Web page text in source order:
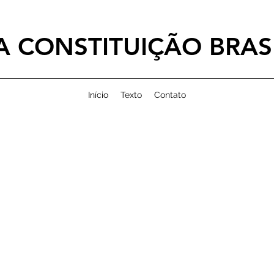
CONSTITUIÇÃO
Início Texto Contato